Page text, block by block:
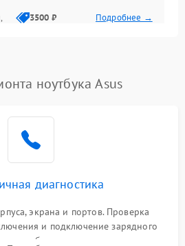
3500 ₽ Подробнее →
2500 ₽ Подробнее →
2000 ₽
ноутбука Asus
диагностика
экрана и портов. Проверка
и подключение зарядного
потребления тока с помощью